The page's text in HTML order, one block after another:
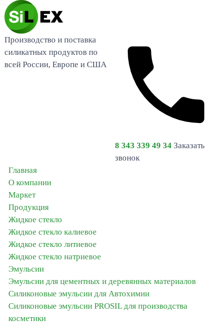
Производство и поставка
силикатных продуктов по
всей России, Европе и США
8 343 339 49 34 Заказать
звонок
Главная
О компании
Маркет
Продукция
Жидкое стекло
Жидкое стекло калиевое
Жидкое стекло литиевое
Жидкое стекло натриевое
Эмульсии
Эмульсии для цементных и деревянных материалов
Силиконовые эмульсии для Автохимии
Силиконовые эмульсии PROSIL для производства
косметики